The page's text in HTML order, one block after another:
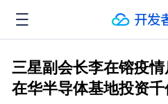
三星副会长李在镕疫
在华半导体基地投资